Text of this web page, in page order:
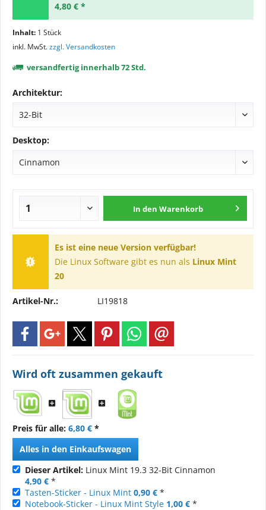
4,80 € *
Inhalt: 1 Stück
inkl. MwSt.zzgl. Versandkosten
versandfertig innerhalb 72 Std.
Architektur:
Desktop:
In den Warenkorb
Es ist eine neue Version verfügbar!
Die Linux Software gibt es nun als Linux Mint
20
Artikel-Nr.: LI19818
Wird oft zusammen gekauft
Preis für alle: 6,80 € *
Alles in den Einkaufswagen
Dieser Artikel: Linux Mint 19.3 32-Bit Cinnamon
4,90 € *
Tasten-Sticker - Linux Mint 0,90 € *
Notebook-Sticker - Linux Mint Style 1,00 € *